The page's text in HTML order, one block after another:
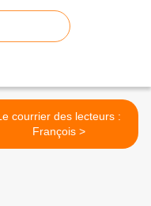
courrier des lecteurs :
François >